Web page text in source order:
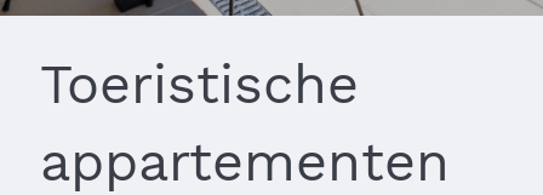
Toeristische
appartementen